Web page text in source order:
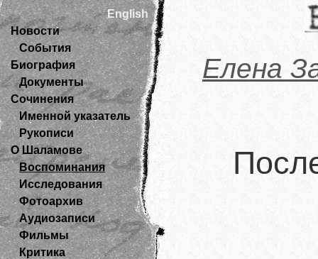
English
Новости
События
Биография
Документы
Сочинения
Именной указатель
Рукописи
О Шаламове
Воспоминания
Исследования
Фотоархив
Аудиозаписи
Фильмы
Критика
Елена